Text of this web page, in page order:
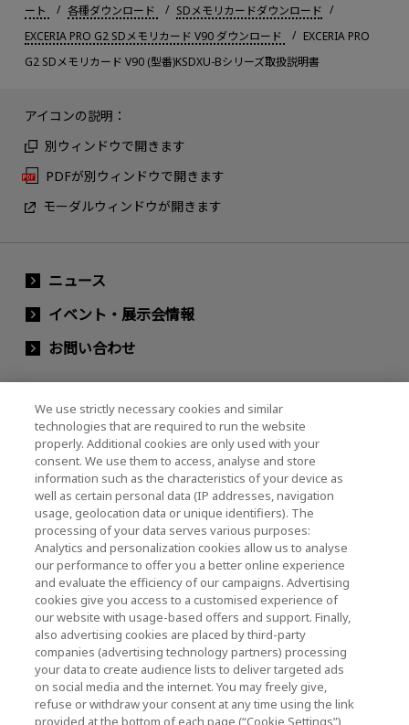
ート
各種ダウンロード
SDメモリカードダウンロード
EXCERIA PRO G2 SDメモリカード V90 ダウンロード
EXCERIA PRO
G2 SDメモリカード V90 (型番)KSDXU-Bシリーズ取扱説明書
アイコンの説明：
別ウィンドウで開きます
PDFが別ウィンドウで開きます
モーダルウィンドウが開きます
ニュース
イベント・展示会情報
お問い合わせ
キオクシアホールディングス株式会社（グルー
プ・IR情報）
キオクシアホールディングス株式会社 ホーム
株主・投資家情報
ソーシャルメディア公式アカウント一覧
ソーシャルメディアポリシー
We use strictly necessary cookies and similar
technologies that are required to run the website
properly. Additional cookies are only used with your
consent. We use them to access, analyse and store
information such as the characteristics of your device as
well as certain personal data (IP addresses, navigation
usage, geolocation data or unique identifiers). The
processing of your data serves various purposes:
Analytics and personalization cookies allow us to analyse
our performance to offer you a better online experience
and evaluate the efficiency of our campaigns. Advertising
cookies give you access to a customised experience of
our website with usage-based offers and support. Finally,
also advertising cookies are placed by third-party
companies (advertising technology partners) processing
your data to create audience lists to deliver targeted ads
on social media and the internet. You may freely give,
refuse or withdraw your consent at any time using the link
provided at the bottom of each page (“Cookie Settings”),